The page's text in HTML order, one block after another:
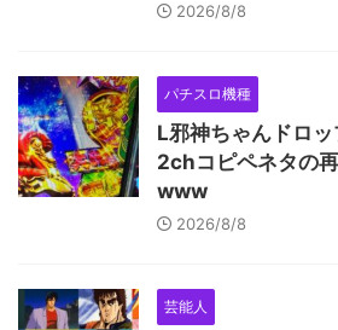
2026/8/8
パチスロ機種
L邪神ちゃんドロ
2chコピペネタの
www
2026/8/8
芸能人